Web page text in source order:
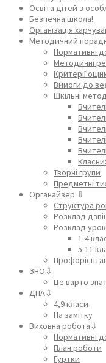
Освіта дітей з
Безпечна школа!
Організація
Методичний
Нормативні
Методичні
Критерії
Вимоги до
Шкільні
Творчі групи
Предметні
Органайзер ⇩
Структура
Розклад
Розклад
1-4
5-11
ЗНО⇩
Це варто
ДПА⇩
4,9 класи
На замітку
Виховна робота⇩
Нормативні
План роботи
Гуртки